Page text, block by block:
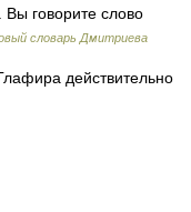
Вы говорите слово
словарь Дмитриева
действительно